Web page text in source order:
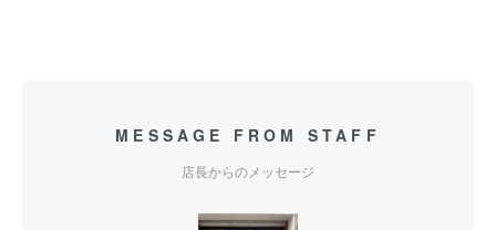
MESSAGE FROM STAFF
店長からのメッセージ